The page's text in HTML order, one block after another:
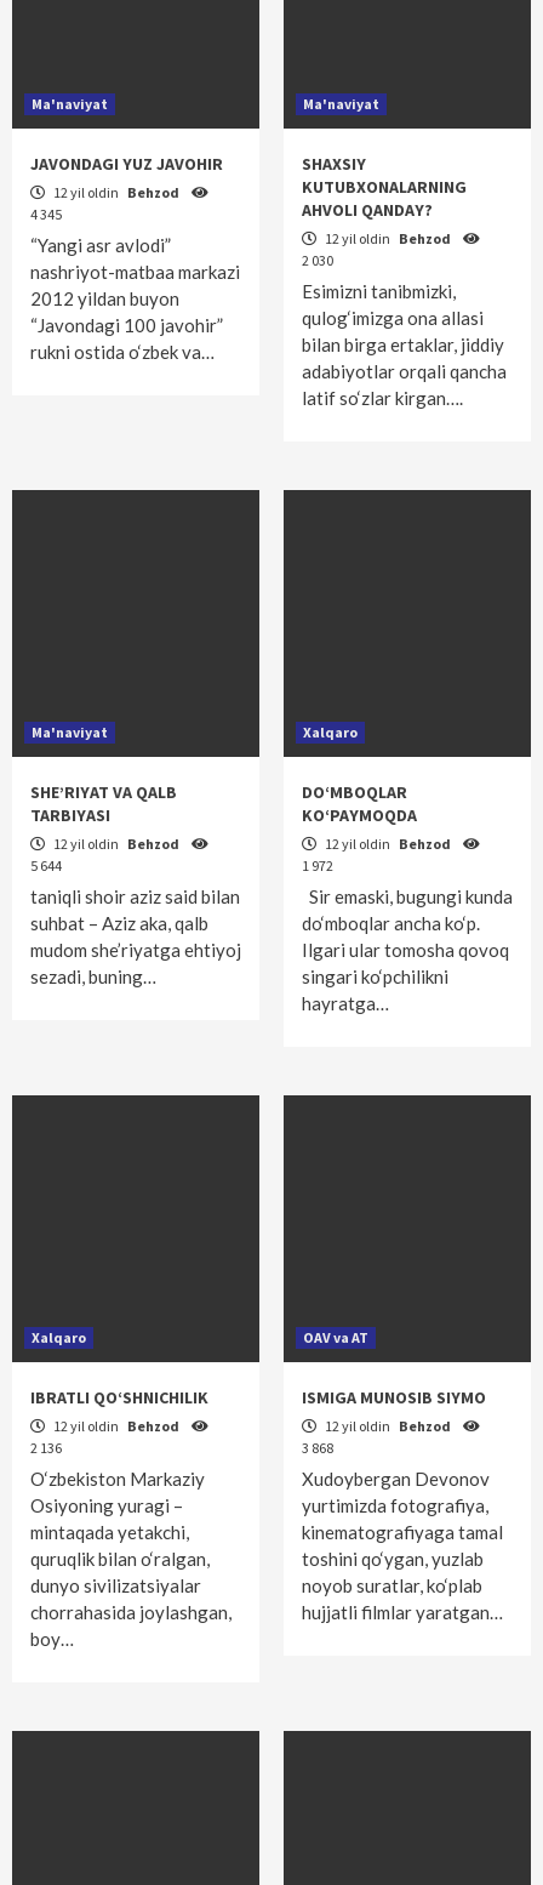
Ma'naviyat
JAVONDAGI YUZ JAVOHIR
12 yil oldin Behzod
4 345
“Yangi asr avlodi”
nashriyot-matbaa markazi
2012 yildan buyon
“Javondagi 100 javohir”
rukni ostida o‘zbek va…
Ma'naviyat
SHAXSIY
KUTUBXONALARNING
AHVOLI QANDAY?
12 yil oldin Behzod
2 030
Esimizni tanibmizki,
qulog‘imizga ona allasi
bilan birga ertaklar, jiddiy
adabiyotlar or­qali qancha
latif so‘zlar kirgan….
Ma'naviyat
SHE’RIYAT VA QALB
TARBIYASI
12 yil oldin Behzod
5 644
taniqli shoir aziz said bilan
suhbat – Aziz aka, qalb
mudom she’riyatga ehtiyoj
sezadi, buning…
Xalqaro
DO‘MBOQLAR
KO‘PAYMOQDA
12 yil oldin Behzod
1 972
Sir emaski, bugungi kunda
do‘mboqlar ancha ko‘p.
Ilgari ular tomosha qovoq
singari ko‘pchilikni
hayratga…
Xalqaro
IBRATLI QO‘SHNICHILIK
12 yil oldin Behzod
2 136
O‘zbekiston Markaziy
Osiyoning yuragi –
mintaqada yetakchi,
quruqlik bilan o‘ralgan,
dunyo sivilizatsiyalar
chorrahasida joylashgan,
boy…
OAV va AT
ISMIGA MUNOSIB SIYMO
12 yil oldin Behzod
3 868
Xudoybergan Devonov
yurtimizda fotografiya,
kinematografiyaga tamal
toshini qo‘ygan, yuzlab
noyob suratlar, ko‘plab
hujjatli filmlar yaratgan…